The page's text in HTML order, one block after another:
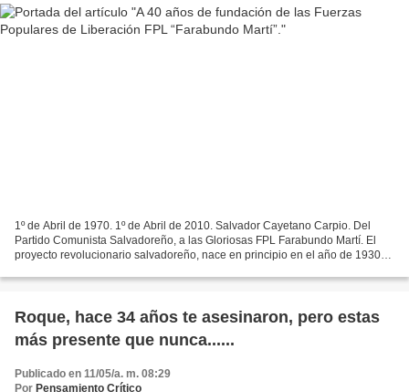
1º de Abril de 1970. 1º de Abril de 2010. Salvador Cayetano Carpio. Del
Partido Comunista Salvadoreño, a las Gloriosas FPL Farabundo Martí. El
proyecto revolucionario salvadoreño, nace en principio en el año de 1930
Roque, hace 34 años te asesinaron, pero estas
más presente que nunca......
Publicado en 11/05/a. m. 08:29
Por Pensamiento Crítico